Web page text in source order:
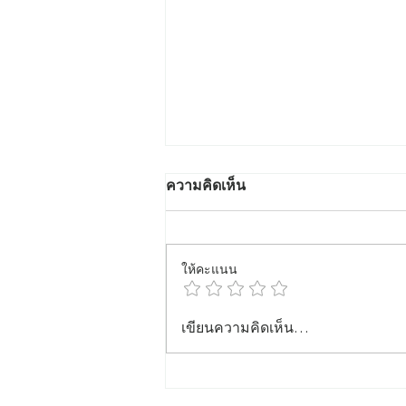
สักคิ้วที่ไหนดี ปี 2569 – แนะนำ
ร้าน Crown Eyebrows &
ความคิดเห็น
ให้คะแนน
เขียนความคิดเห็น…